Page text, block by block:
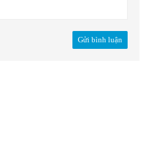
Gửi bình luận